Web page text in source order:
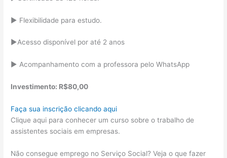
▶️ Flexibilidade para estudo.
▶️Acesso disponível por até 2 anos
▶️ Acompanhamento com a professora pelo WhatsApp
Investimento: R$80,00
Faça sua inscrição clicando aqui
Clique aqui para conhecer um curso sobre o trabalho de
assistentes sociais em empresas.
Não consegue emprego no Serviço Social? Veja o que fazer